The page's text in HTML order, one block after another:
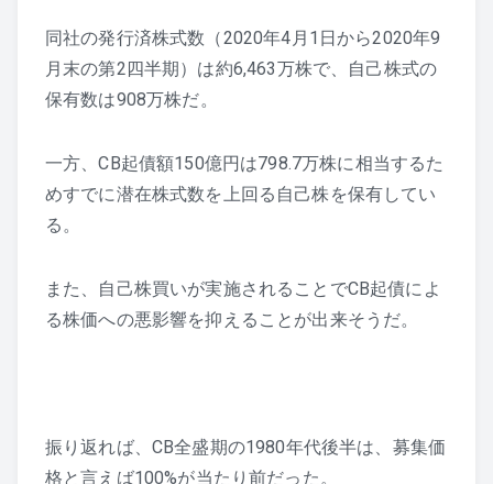
同社の発行済株式数（2020年4月1日から2020年9
月末の第2四半期）は約6,463万株で、自己株式の
保有数は908万株だ。
一方、CB起債額150億円は798.7万株に相当するた
めすでに潜在株式数を上回る自己株を保有してい
る。
また、自己株買いが実施されることでCB起債によ
る株価への悪影響を抑えることが出来そうだ。
振り返れば、CB全盛期の1980年代後半は、募集価
格と言えば100%が当たり前だった。